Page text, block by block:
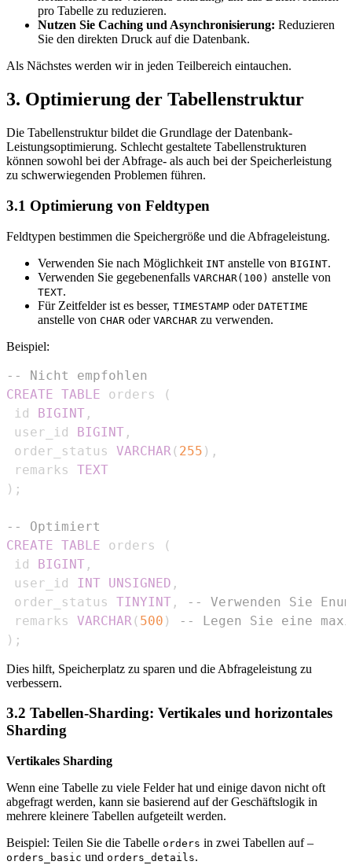
pro Tabelle zu reduzieren.
Nutzen Sie Caching und Asynchronisierung: Reduzieren
Sie den direkten Druck auf die Datenbank.
Als Nächstes werden wir in jeden Teilbereich eintauchen.
3. Optimierung der Tabellenstruktur
Die Tabellenstruktur bildet die Grundlage der Datenbank-
Leistungsoptimierung. Schlecht gestaltete Tabellenstrukturen
können sowohl bei der Abfrage- als auch bei der Speicherleistung
zu schwerwiegenden Problemen führen.
3.1 Optimierung von Feldtypen
Feldtypen bestimmen die Speichergröße und die Abfrageleistung.
Verwenden Sie nach Möglichkeit INT anstelle von BIGINT.
Verwenden Sie gegebenenfalls VARCHAR(100) anstelle von
TEXT.
Für Zeitfelder ist es besser, TIMESTAMP oder DATETIME
anstelle von CHAR oder VARCHAR zu verwenden.
Beispiel:
-- Nicht empfohlen
CREATE TABLE orders
(
id BIGINT ,
user_id BIGINT ,
order_status VARCHAR ( 255 ) ,
remarks TEXT
) ;
-- Optimiert
CREATE TABLE orders
(
id BIGINT ,
user_id INT UNSIGNED ,
order_status TINYINT ,
-- Verwenden Sie
remarks VARCHAR ( 500 )
-- Legen Sie eine
) ;
Dies hilft, Speicherplatz zu sparen und die Abfrageleistung zu
verbessern.
3.2 Tabellen-Sharding: Vertikales und horizontales
Sharding
Vertikales Sharding
Wenn eine Tabelle zu viele Felder hat und einige davon nicht oft
abgefragt werden, kann sie basierend auf der Geschäftslogik in
mehrere kleinere Tabellen aufgeteilt werden.
Beispiel: Teilen Sie die Tabelle orders in zwei Tabellen auf –
orders_basic und orders_details.